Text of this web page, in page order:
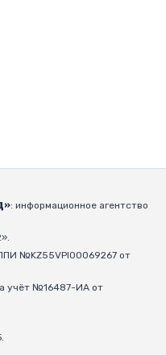
: информационное агентство
№KZ55VPI00069267 от
учёт №16487-ИА от